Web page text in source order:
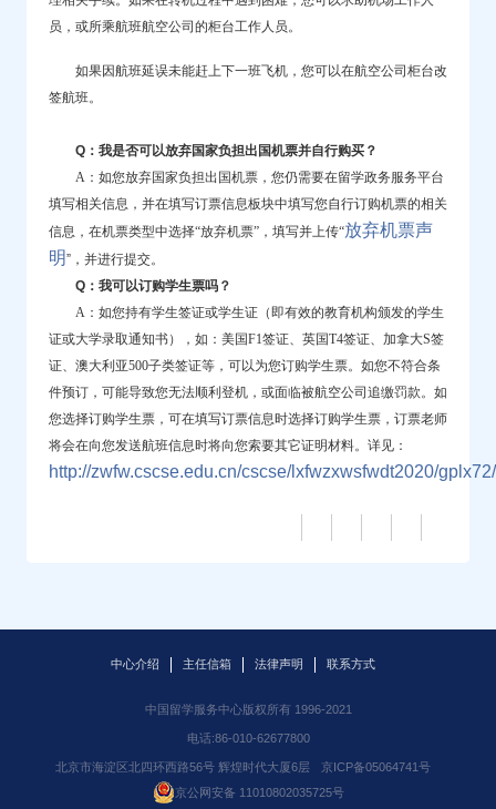
员，或所乘航班航空公司的柜台工作人员。
如果因航班延误未能赶上下一班飞机，您可以在航空公司柜台改
签航班。
Q：我是否可以放弃国家负担出国机票并自行购买？
A：如您放弃国家负担出国机票，您仍需要在留学政务服务平台
填写相关信息，并在填写订票信息板块中填写您自行订购机票的相关
信息，在机票类型中选择“放弃机票”，填写并上传“放弃机票声
明”，并进行提交。
Q：我可以订购学生票吗？
A：如您持有学生签证或学生证（即有效的教育机构颁发的学生
证或大学录取通知书）
，如：美国F1签证、英国T4签证、加拿大S签
证、澳大利亚500子类签证等，可以为您订购学生票。如您不符合条
件预订 ，可能导致您无法顺利登机，或面临被航空公司追缴罚款。如
您选择订购学生票，可在填写订票信息时选择订购学生票，订票老师
将会在向您发送航班信息时将向您索要其它证明材料。详见：
http://zwfw.cscse.edu.cn/cscse/lxfwzxwsfwdt2020/
中心介绍 主任信箱 法律声明 联系方式
中国留学服务中心版权所有 1996-2021
电话:86-010-62677800
北京市海淀区北四环西路56号 辉煌时代大厦6层
京ICP备05064741号
京公网安备 11010802035725号